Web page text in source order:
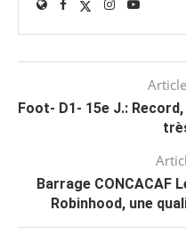
Foot- D1- 15e J.:
Barrage CONCACAF
Robinhood, une